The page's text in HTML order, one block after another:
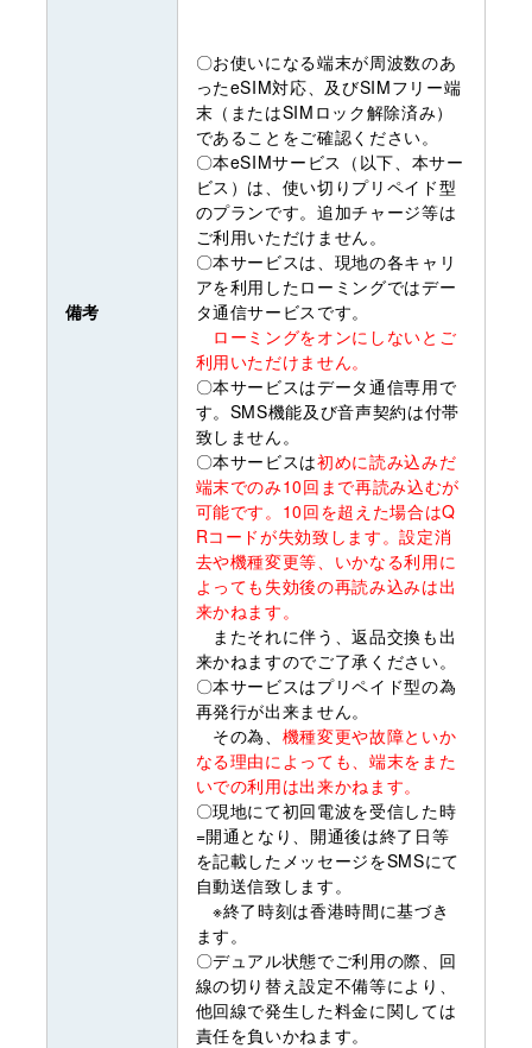
備考
〇お使いになる端末が周波数のあ
ったeSIM対応、及びSIMフリー端
末（またはSIMロック解除済み）
であることをご確認ください。
〇本eSIMサービス（以下、本サー
ビス）は、使い切りプリペイド型
のプランです。追加チャージ等は
ご利用いただけません。
〇本サービスは、現地の各キャリ
アを利用したローミングではデー
タ通信サービスです。
ローミングをオンにしないとご
利用いただけません。
〇本サービスはデータ通信専用で
す。SMS機能及び音声契約は付帯
致しません。
〇本サービスは初めに読み込みだ
端末でのみ10回まで再読み込むが
可能です。10回を超えた場合はQ
Rコードが失効致します。設定消
去や機種変更等、いかなる利用に
よっても失効後の再読み込みは出
来かねます。
またそれに伴う、返品交換も出
来かねますのでご了承ください。
〇本サービスはプリペイド型の為
再発行が出来ません。
その為、 機種変更や故障といか
なる理由によっても、端末をまた
いでの利用は出来かねます。
〇現地にて初回電波を受信した時
=開通となり、開通後は終了日等
を記載したメッセージをSMSにて
自動送信致します。
※終了時刻は香港時間に基づき
ます。
〇デュアル状態でご利用の際、回
線の切り替え設定不備等により、
他回線で発生した料金に関しては
責任を負いかねます。